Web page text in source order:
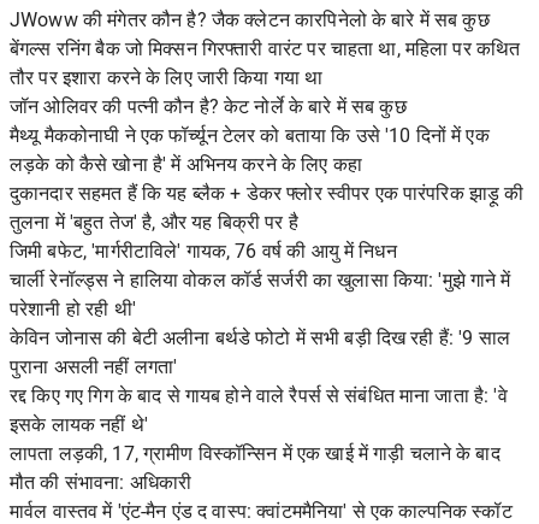
JWoww की मंगेतर कौन है? जैक क्लेटन कारपिनेलो के बारे में सब कुछ
बेंगल्स रनिंग बैक जो मिक्सन गिरफ्तारी वारंट पर चाहता था, महिला पर कथित
तौर पर इशारा करने के लिए जारी किया गया था
जॉन ओलिवर की पत्नी कौन है? केट नोर्ले के बारे में सब कुछ
मैथ्यू मैककोनाघी ने एक फॉर्च्यून टेलर को बताया कि उसे '10 दिनों में एक
लड़के को कैसे खोना है' में अभिनय करने के लिए कहा
दुकानदार सहमत हैं कि यह ब्लैक + डेकर फ्लोर स्वीपर एक पारंपरिक झाड़ू की
तुलना में 'बहुत तेज' है, और यह बिक्री पर है
जिमी बफेट, 'मार्गरीटाविले' गायक, 76 वर्ष की आयु में निधन
चार्ली रेनॉल्ड्स ने हालिया वोकल कॉर्ड सर्जरी का खुलासा किया: 'मुझे गाने में
परेशानी हो रही थी'
केविन जोनास की बेटी अलीना बर्थडे फोटो में सभी बड़ी दिख रही हैं: '9 साल
पुराना असली नहीं लगता'
रद्द किए गए गिग के बाद से गायब होने वाले रैपर्स से संबंधित माना जाता है: 'वे
इसके लायक नहीं थे'
लापता लड़की, 17, ग्रामीण विस्कॉन्सिन में एक खाई में गाड़ी चलाने के बाद
मौत की संभावना: अधिकारी
मार्वल वास्तव में 'एंट-मैन एंड द वास्प: क्वांटममैनिया' से एक काल्पनिक स्कॉट